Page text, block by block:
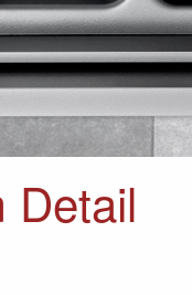
Detail